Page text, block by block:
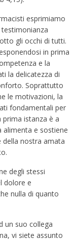
esprimiamo
gli occhi di tutti.
in prima
e la
la delicatezza di
Soprattutto
le motivazioni, la
fondamentali per
prima istanza è a
alimenta e sostiene
della nostra amata
degli stessi
dolore e
nulla di quanto
un suo collega
vi siete assunto